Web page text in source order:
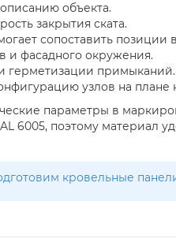
объекта.
закрытия ската.
сопоставить позиции
и фасадного окружения.
герметизации примыканий.
узлов на плане
параметры в
6005, поэтому материал
кровельные